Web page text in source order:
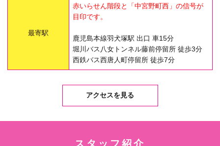
最寄駅
赤いらせん階段と「中宮野町西」の信号が
目印です。
鹿児島本線羽犬塚駅 出口 車15分
堀川バス八女トンネル藤前停留所 徒歩3分
西鉄バス西唐人町停留所 徒歩7分
アクセスを見る
スタッフ紹介